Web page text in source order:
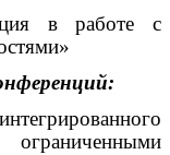
в работе с